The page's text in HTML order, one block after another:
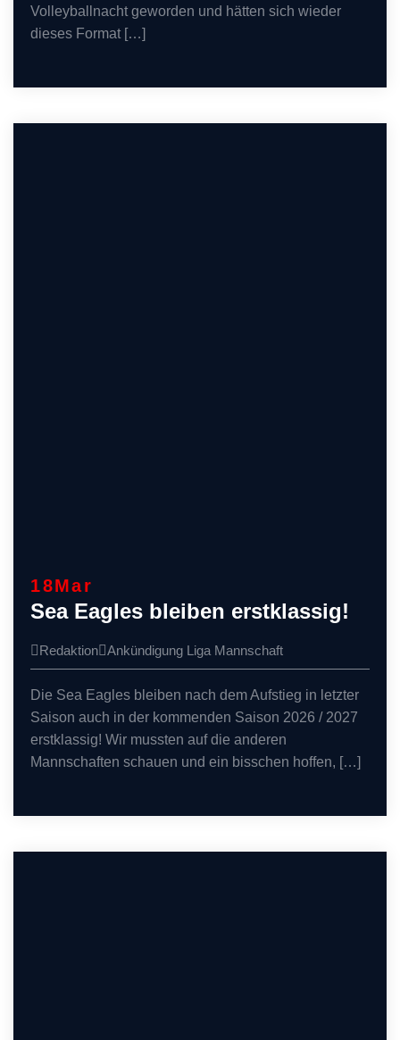
Volleyballnacht geworden und hätten sich wieder
dieses Format […]
18Mar
Sea Eagles bleiben erstklassig!
Redaktion Ankündigung Liga Mannschaft
Die Sea Eagles bleiben nach dem Aufstieg in letzter
Saison auch in der kommenden Saison 2026 / 2027
erstklassig! Wir mussten auf die anderen
Mannschaften schauen und ein bisschen hoffen, […]